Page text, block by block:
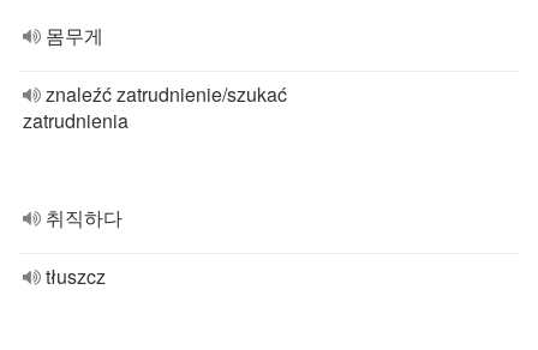
몸무게
znaleźć zatrudnienie/szukać
zatrudnienia
취직하다
tłuszcz